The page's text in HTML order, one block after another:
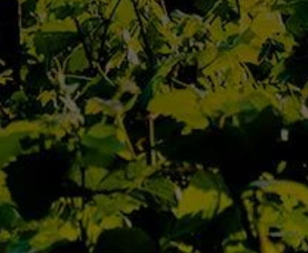
Contact
Actualités
Nos Maisons
Nos Domaines
D’Autrefois
Jaffelin
Pierre Ponnelle
Louis Violland
Louis Chavy
Dufouleur Père & Fils